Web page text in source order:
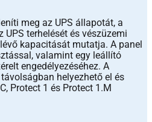
meg az UPS állapotát, a
terhelését és vészüzemi
kapacitását mutatja. A panel
valamint egy leállító
engedélyezéséhez. A
helyezhető el és
Protect 1 és Protect 1.M